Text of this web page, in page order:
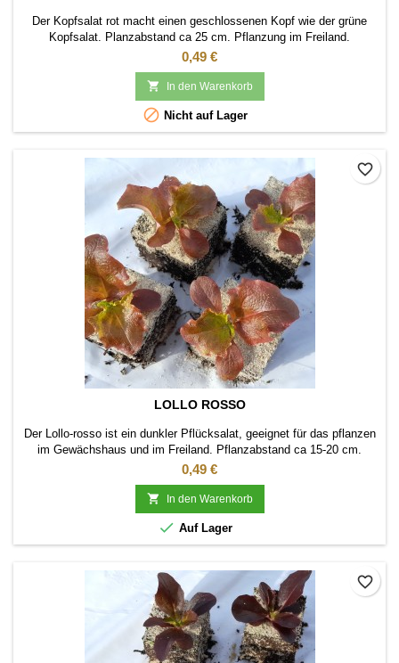
Der Kopfsalat rot macht einen geschlossenen Kopf wie der grüne
Kopfsalat. Planzabstand ca 25 cm. Pflanzung im Freiland.
Preis
0,49 €
 In den Warenkorb
 Nicht auf Lager
LOLLO ROSSO
Der Lollo-rosso ist ein dunkler Pflücksalat, geeignet für das pflanzen
im Gewächshaus und im Freiland. Pflanzabstand ca 15-20 cm.
Preis
0,49 €
 In den Warenkorb
 Auf Lager
favorite_border
favorite_border